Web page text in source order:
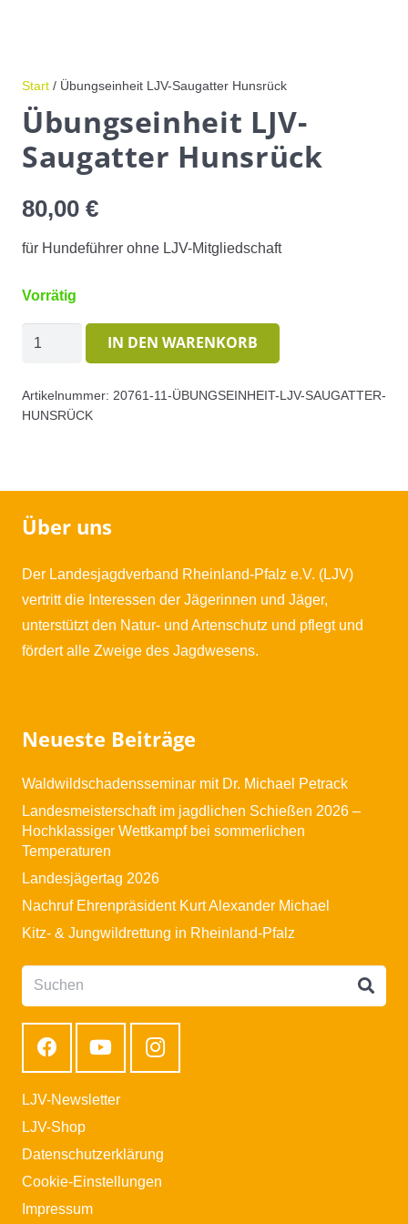
Start / Übungseinheit LJV-Saugatter Hunsrück
Übungseinheit LJV-
Saugatter Hunsrück
80,00 €
für Hundeführer ohne LJV-Mitgliedschaft
Vorrätig
Übungseinheit
Hunsrück
IN DEN WARENKORB
Artikelnummer: 20761-11-ÜBUNGSEINHEIT-LJV-SAUGATTER-
HUNSRÜCK
Über uns
Der Landesjagdverband Rheinland-Pfalz e.V. (LJV)
vertritt die Interessen der Jägerinnen und Jäger,
unterstützt den Natur- und Artenschutz und pflegt und
fördert alle Zweige des Jagdwesens.
Neueste Beiträge
Waldwildschadensseminar mit Dr. Michael Petrack
Landesmeisterschaft im jagdlichen Schießen 2026 –
Hochklassiger Wettkampf bei sommerlichen
Temperaturen
Landesjägertag 2026
Nachruf Ehrenpräsident Kurt Alexander Michael
Kitz- & Jungwildrettung in Rheinland-Pfalz
LJV-Newsletter
LJV-Shop
Datenschutzerklärung
Cookie-Einstellungen
Impressum